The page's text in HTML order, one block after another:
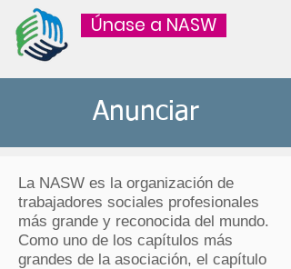
Únase a NASW
Anunciar
La NASW es la organización de
trabajadores sociales profesionales
más grande y reconocida del mundo.
Como uno de los capítulos más
grandes de la asociación, el capítulo